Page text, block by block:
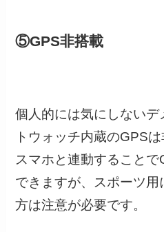
⑤GPS非搭載
個人的には気にしない
トウォッチ内蔵のGPSは
スマホと連動すること
できますが、スポーツ
方は注意が必要です。